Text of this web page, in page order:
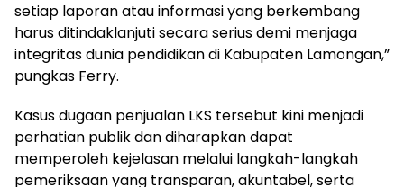
setiap laporan atau informasi yang berkembang
harus ditindaklanjuti secara serius demi menjaga
integritas dunia pendidikan di Kabupaten Lamongan,”
pungkas Ferry.
Kasus dugaan penjualan LKS tersebut kini menjadi
perhatian publik dan diharapkan dapat
memperoleh kejelasan melalui langkah-langkah
pemeriksaan yang transparan, akuntabel, serta